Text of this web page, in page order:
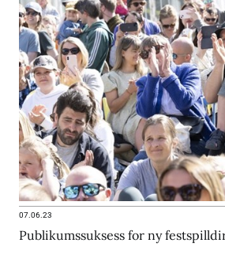
07.06.23
Publikumssuksess for ny